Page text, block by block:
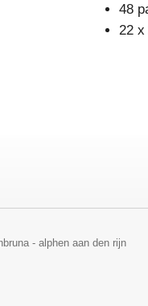
48
22 x
- alphen aan den rijn